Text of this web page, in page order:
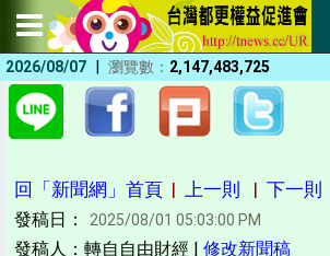
2026/08/07 | 瀏覽數： 2,147,483,725
回「新聞網」首頁 | 上一則 | 下一則
發稿日： 2025/08/01 05:03:00 PM
發稿人：轉自自由財經 | 修改新聞稿